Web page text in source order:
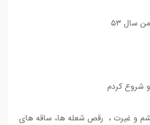
سال ۵۳
و غیرت ، رقص شعله ها، ساقه های